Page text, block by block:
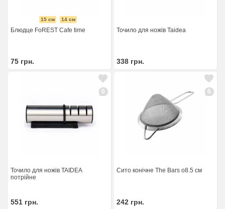
15 см 14 см
Блюдце FoREST Cafe time
75 грн.
Точило для ножів Taidea
338 грн.
0
Точило для ножів TAIDEA
потрійне
551 грн.
0
Сито конічне The Bars o8.5 см
242 грн.